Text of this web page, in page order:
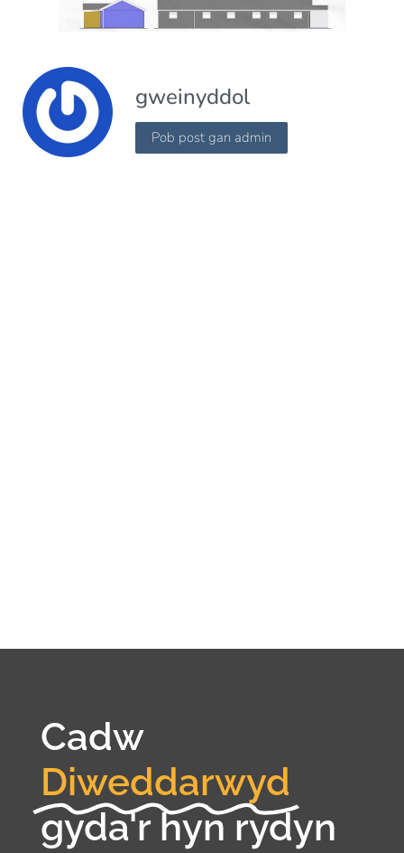
gweinyddol
Pob post gan admin
Cadw
Diweddarwyd
gyda'r hyn rydyn